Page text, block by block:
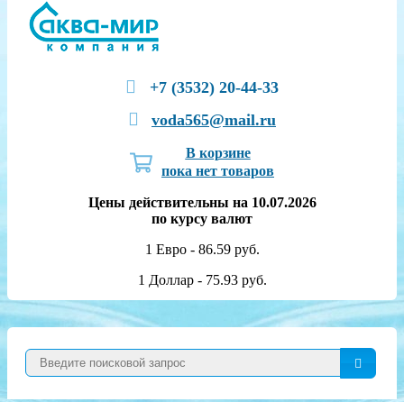
+7 (3532) 20-44-33
voda565@mail.ru
В корзине
пока нет товаров
Цены действительны на 10.07.2026
по курсу валют
1 Евро - 86.59 руб.
1 Доллар - 75.93 руб.